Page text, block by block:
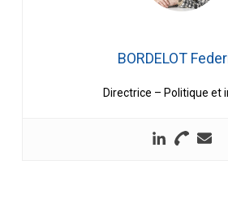
BORDELOT
Directrice – Politique et